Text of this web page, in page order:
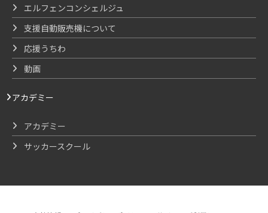
エルフェンコンシェルジュ
支援自動販売機について
応援うちわ
動画
アカデミー
アカデミー
サッカースクール